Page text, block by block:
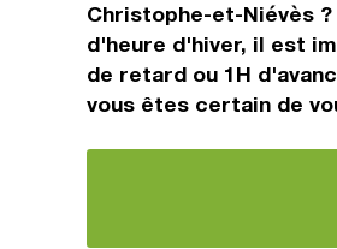
Christophe-et-Niévès
d'heure d'hiver, il est
de retard ou 1H
vous êtes certain de